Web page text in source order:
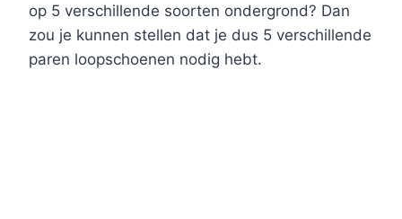
op 5 verschillende soorten ondergrond? Dan
zou je kunnen stellen dat je dus 5 verschillende
paren loopschoenen nodig hebt.